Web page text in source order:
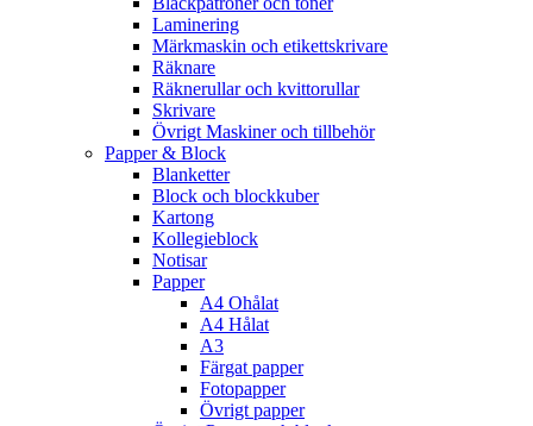
Laminering
Märkmaskin och etikettskrivare
Räknare
Räknerullar och kvittorullar
Skrivare
Övrigt Maskiner och tillbehör
Papper & Block
Blanketter
Block och blockkuber
Kartong
Kollegieblock
Notisar
Papper
A4 Ohålat
A4 Hålat
A3
Färgat papper
Fotopapper
Övrigt papper